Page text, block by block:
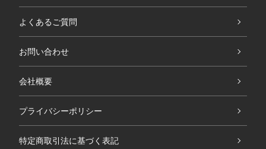
よくあるご質問
お問い合わせ
会社概要
プライバシーポリシー
特定商取引法に基づく表記